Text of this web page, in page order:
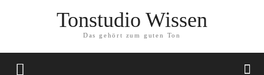
Tonstudio Wissen
Das gehört zum guten Ton